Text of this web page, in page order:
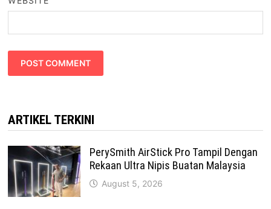
ARTIKEL TERKINI
PerySmith AirStick Pro Tampil Dengan
Rekaan Ultra Nipis Buatan Malaysia
August 5, 2026